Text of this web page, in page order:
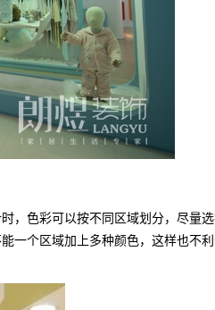
，色彩可以按不同区域划分，尽量
一个区域加上多种颜色，这样也不